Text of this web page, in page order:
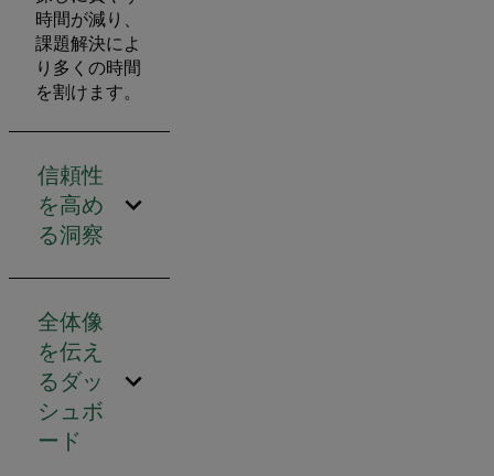
時間が減り、
課題解決によ
り多くの時間
を割けます。
信頼性
を高め
る洞察
全体像
を伝え
るダッ
シュボ
ード